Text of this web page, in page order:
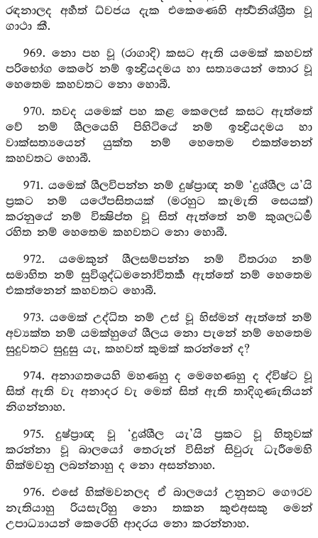
රඳනාලද අර්‍හත් ධ්වජය දැක එකෙණෙහි අර්‍ත්‍ථනිශ්ශ්‍රීත වූ
ගාථා කී.
969. නො පහ වූ (රාගාදි) කසට ඇති යමෙක් කහවත්
පරිභෝග කෙරේ නම් ඉන්‍ද්‍රියදමය හා සත්‍යයෙන් තොර වූ
හෙතෙම කහවතට නො හොබී.
970. තවද යමෙක් පහ කළ කෙලෙස් කසට ඇත්තේ
වේ නම් ශීලයෙහි පිහිටියේ නම් ඉන්‍ද්‍රියදමය හා
වාක්සත්‍යයෙන් යුක්ත නම් හෙතෙම එකත්නෙන්
කහවතට හොබී.
971. යමෙක් ශීලවිපන්න නම් දුෂ්ප්‍රාඥ නම් ‘දුශ්ශීල ය’යි
ප්‍රකට නම් යථේපසිතයක් (මරහුට කැමැති සෙයක්)
කරනුයේ නම් වික්‍ෂිප්ත වූ සිත් ඇත්තේ නම් කුශලධර්‍ම
රහිත නම් හෙතෙම කහවතට නො හොබී.
972. යමෙකුන් ශීලසම්පන්න නම් වීතරාග නම්
සමාහිත නම් සුවිශුද්ධමනෝවිතර්‍ක ඇත්තේ නම් හෙතෙම
එකත්නෙන් කහවතට හොබී.
973. යමෙක් උද්ධිත නම් උස් වූ හිස්මන් ඇත්තේ නම්
අව්‍යක්ත නම් යමක්හුගේ ශීලය නො පැනේ නම් හෙතෙම
සුදුවතට සුදුසු යැ, කහවත් කුමක් කරන්නේ ද?
974. අනාගතයෙහි මහණහු ද මෙහෙණහු ද ද්විෂ්ට වූ
සිත් ඇති වැ අනාදර වැ මෙත් සිත් ඇති තාදිගුණැතියන්
නිගන්නාහ.
975. දුෂ්ප්‍රාඥ වූ ‘දුශ්ශීල යැ’යි ප්‍රකට වූ හිතුවක්
කරන්නා වූ බාලයෝ තෙරුන් විසින් සිවුරු ධැරීමෙහි
හික්මවනු ලබන්නාහු ද නො අසන්නාහ.
976. එසේ හික්මවනලද ඒ බාලයෝ උනුනට ගෞරව
නැතියාහු රියසැරිහු නො තකන කුළුඅසකු මෙන්
උපාධ්‍යායන් කෙරෙහි ආදරය නො කරන්නාහ.